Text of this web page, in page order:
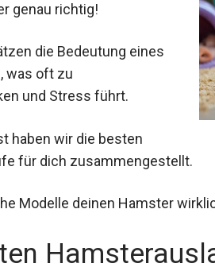
genau richtig!
die Bedeutung eines
was oft zu
und Stress führt.
haben wir die besten
für dich zusammengestellt.
Modelle deinen Hamster